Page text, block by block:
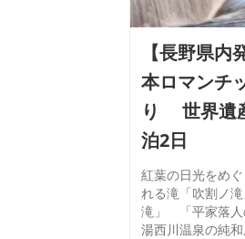
【長野県
本ロマンチ
り 世界遺
泊2日
紅葉の日光をめ
れる滝「吹割ノ
滝」 「平家落人
湯西川温泉の純